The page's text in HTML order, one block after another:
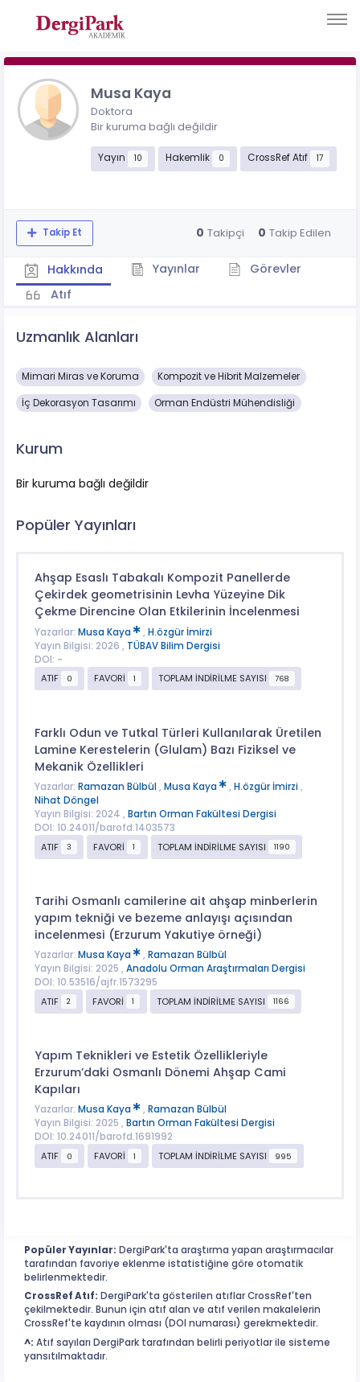
Musa Kaya
Doktora
Bir kuruma bağlı değildir
Yayın 10 Hakemlik 0 CrossRef Atıf 17
Takip Et 0 Takipçi 0 Takip Edilen
Hakkında Yayınlar
Görevler
Atıf
Uzmanlık Alanları
Mimari Miras ve Koruma Kompozit ve Hibrit Malzemeler
İç Dekorasyon Tasarımı Orman Endüstri Mühendisliği
Kurum
Bir kuruma bağlı değildir
Popüler Yayınları
Ahşap Esaslı Tabakalı Kompozit Panellerde
Çekirdek geometrisinin Levha Yüzeyine Dik
Çekme Direncine Olan Etkilerinin İncelenmesi
Yazarlar: Musa Kaya , H.özgür İmirzi
Yayın Bilgisi: 2026 , TÜBAV Bilim Dergisi
DOI: -
ATIF
0 FAVORİ 1 TOPLAM İNDİRİLME SAYISI 768
Farklı Odun ve Tutkal Türleri Kullanılarak Üretilen
Lamine Kerestelerin (Glulam) Bazı Fiziksel ve
Mekanik Özellikleri
Yazarlar: Ramazan Bülbül , Musa Kaya , H.özgür İmirzi ,
Nihat Döngel
Yayın Bilgisi: 2024 , Bartın Orman Fakültesi Dergisi
DOI: 10.24011/barofd.1403573
ATIF
3 FAVORİ 1 TOPLAM İNDİRİLME SAYISI 1190
Tarihi Osmanlı camilerine ait ahşap minberlerin
yapım tekniği ve bezeme anlayışı açısından
incelenmesi (Erzurum Yakutiye örneği)
Yazarlar: Musa Kaya , Ramazan Bülbül
Yayın Bilgisi: 2025 , Anadolu Orman Araştırmaları Dergisi
DOI: 10.53516/ajfr.1573295
ATIF
2 FAVORİ 1 TOPLAM İNDİRİLME SAYISI 1166
Yapım Teknikleri ve Estetik Özellikleriyle
Erzurum’daki Osmanlı Dönemi Ahşap Cami
Kapıları
Yazarlar: Musa Kaya , Ramazan Bülbül
Yayın Bilgisi: 2025 , Bartın Orman Fakültesi Dergisi
DOI: 10.24011/barofd.1691992
ATIF
0 FAVORİ 1 TOPLAM İNDİRİLME SAYISI 995
Popüler Yayınlar: DergiPark'ta araştırma yapan araştırmacılar
tarafından favoriye eklenme istatistiğine göre otomatik
belirlenmektedir.
CrossRef Atıf: DergiPark'ta gösterilen atıflar CrossRef'ten
çekilmektedir. Bunun için atıf alan ve atıf verilen makalelerin
CrossRef'te kaydının olması (DOI numarası) gerekmektedir.
^: Atıf sayıları DergiPark tarafından belirli periyotlar ile sisteme
yansıtılmaktadır.